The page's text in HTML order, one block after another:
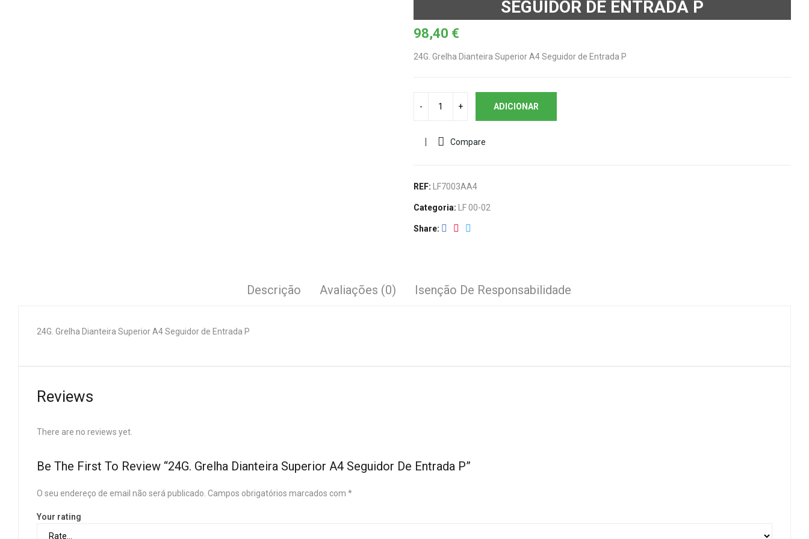
SEGUIDOR DE ENTRADA P
98,40 €
24G. Grelha Dianteira Superior A4 Seguidor de Entrada P
ADICIONAR
Compare
REF: LF7003AA4
Categoria: LF 00-02
Share
Descrição Avaliações (0) Isenção De Responsabilidade
24G. Grelha Dianteira Superior A4 Seguidor de Entrada P
Reviews
There are no reviews yet.
Be The First To Review “24G. Grelha Dianteira Superior A4 Seguidor De Entrada P”
O seu endereço de email não será publicado. Campos obrigatórios marcados com *
Your rating